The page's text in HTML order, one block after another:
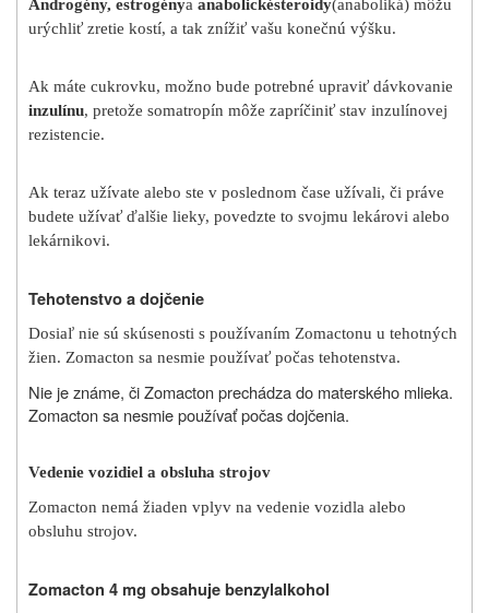
Androgény, estrogénya anabolickésteroidy(anaboliká) môžu
urýchliť zretie kostí, a tak znížiť vašu konečnú výšku.
Ak máte cukrovku, možno bude potrebné upraviť dávkovanie
inzulínu, pretože somatropín môže zapríčiniť stav inzulínovej
rezistencie.
Ak teraz užívate alebo ste v poslednom čase užívali, či práve
budete užívať ďalšie lieky, povedzte to svojmu lekárovi alebo
lekárnikovi.
Tehotenstvo a dojčenie
Dosiaľ nie sú skúsenosti s používaním Zomactonu u tehotných
žien. Zomacton sa nesmie používať počas tehotenstva.
Nie je známe, či Zomacton prechádza do materského mlieka.
Zomacton sa nesmie používať počas dojčenia.
Vedenie vozidiel a obsluha strojov
Zomacton nemá žiaden vplyv na vedenie vozidla alebo
obsluhu strojov.
Zomacton 4 mg obsahuje benzylalkohol